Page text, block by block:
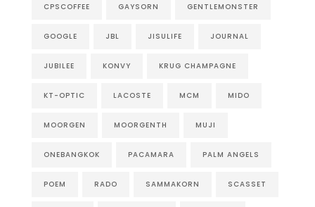
CPSCOFFEE GAYSORN GENTLEMONSTER
GOOGLE JBL JISULIFE JOURNAL
JUBILEE KONVY KRUG CHAMPAGNE
KT-OPTIC LACOSTE MCM MIDO
MOORGEN MOORGENTH MUJI
ONEBANGKOK PACAMARA PALM ANGELS
POEM RADO SAMMAKORN SCASSET